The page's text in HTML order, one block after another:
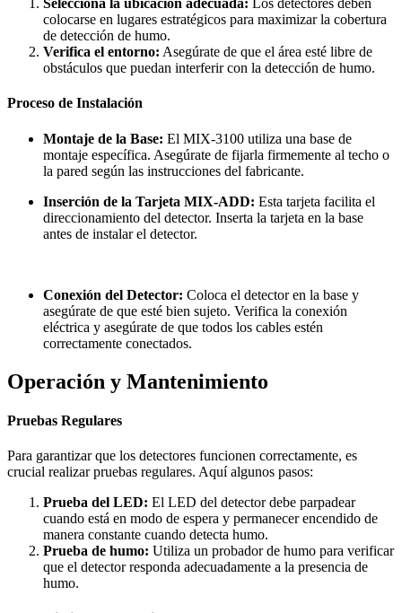
Selecciona la ubicación adecuada: Los detectores deben
colocarse en lugares estratégicos para maximizar la cobertura
de detección de humo.
Verifica el entorno: Asegúrate de que el área esté libre de
obstáculos que puedan interferir con la detección de humo.
Proceso de Instalación
Montaje de la Base: El MIX-3100 utiliza una base de
montaje específica. Asegúrate de fijarla firmemente al techo o
la pared según las instrucciones del fabricante.
Inserción de la Tarjeta MIX-ADD: Esta tarjeta facilita el
direccionamiento del detector. Inserta la tarjeta en la base
antes de instalar el detector.
Conexión del Detector: Coloca el detector en la base y
asegúrate de que esté bien sujeto. Verifica la conexión
eléctrica y asegúrate de que todos los cables estén
correctamente conectados.
Operación y Mantenimiento
Pruebas Regulares
Para garantizar que los detectores funcionen correctamente, es
crucial realizar pruebas regulares. Aquí algunos pasos:
Prueba del LED: El LED del detector debe parpadear
cuando está en modo de espera y permanecer encendido de
manera constante cuando detecta humo.
Prueba de humo: Utiliza un probador de humo para verificar
que el detector responda adecuadamente a la presencia de
humo.